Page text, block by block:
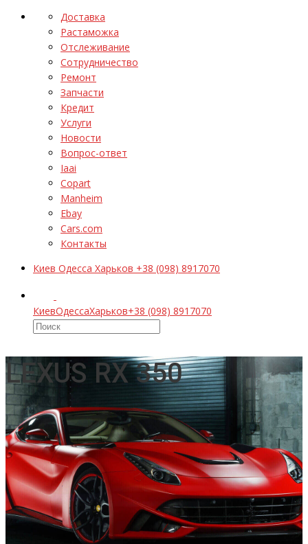
Доставка
Растаможка
Отслеживание
Сотрудничество
Ремонт
Запчасти
Кредит
Услуги
Новости
Вопрос-ответ
Iaai
Copart
Manheim
Ebay
Cars.com
Контакты
Киев Одесса Харьков +38 (098) 8917070
КиевОдессаХарьков+38 (098) 8917070
LEXUS RX 350